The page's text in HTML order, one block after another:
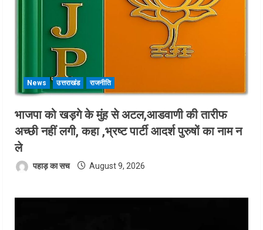
News उत्तराखंड राजनीति
भाजपा को खड़गे के मुंह से अटल,आडवाणी की तारीफ
अच्छी नहीं लगी, कहा ,भ्रष्ट पार्टी आदर्श पुरुषों का नाम न
ले
पहाड़ का सच August 9, 2026